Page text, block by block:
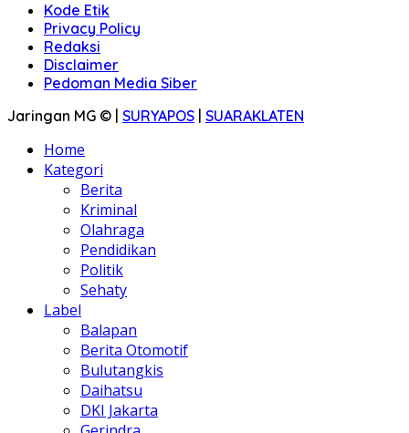
Kode Etik
Privacy Policy
Redaksi
Disclaimer
Pedoman Media Siber
Jaringan MG © | SURYAPOS SUARAKLATEN
Home
Kategori
Berita
Kriminal
Olahraga
Pendidikan
Politik
Sehaty
Label
Balapan
Berita Otomotif
Bulutangkis
Daihatsu
DKI Jakarta